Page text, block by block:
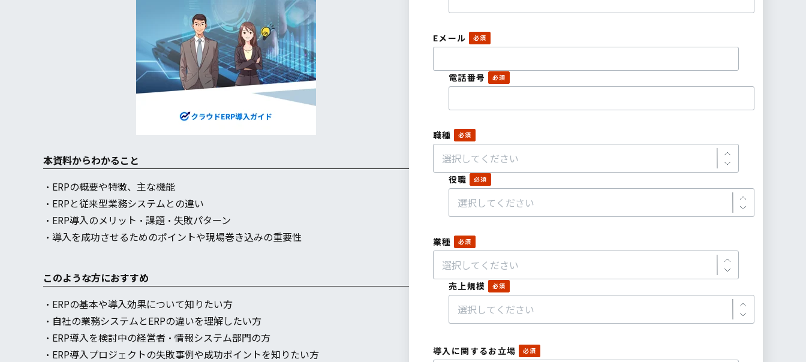
本資料からわかること
・ERPの概要や特徴、主な機能
・ERPと従来型業務システムとの違い
・ERP導入のメリット・課題・失敗パターン
・導入を成功させるためのポイントや現場巻き込みの重要性
このような方におすすめ
・ERPの基本や導入効果について知りたい方
・自社の業務システムとERPの違いを理解したい方
・ERP導入を検討中の経営者・情報システム部門の方
・ERP導入プロジェクトの失敗事例や成功ポイントを知りたい方
Eメール
電話番号
職種
役職
業種
売上規模
導入に関するお立場